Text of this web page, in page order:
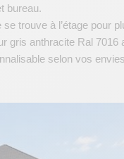
bureau.
se trouve à l’étage
gris anthracite Ral 7016
selon vos